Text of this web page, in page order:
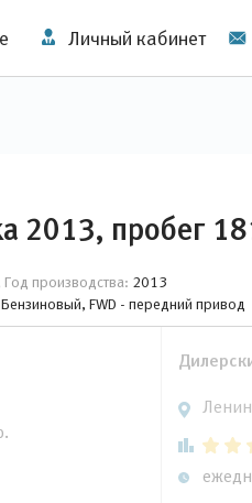
Личный кабинет
2013, пробег
Год производства: 2013
FWD - передний привод